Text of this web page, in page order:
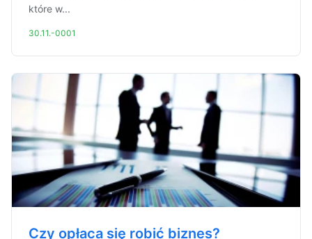
które w...
30.11.-0001
Czy opłaca się robić biznes?